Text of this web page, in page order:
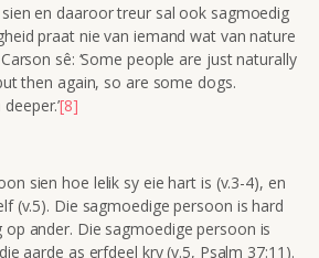
en daaroor treur sal ook sagmoedig
praat nie van iemand wat van nature
sê: ‘Some people are just naturally
then again, so are some dogs.
[8]
sien hoe lelik sy eie hart is (v.3-4), en
(v.5). Die sagmoedige persoon is hard
ander. Die sagmoedige persoon is
aarde as erfdeel kry (v.5, Psalm 37:11).